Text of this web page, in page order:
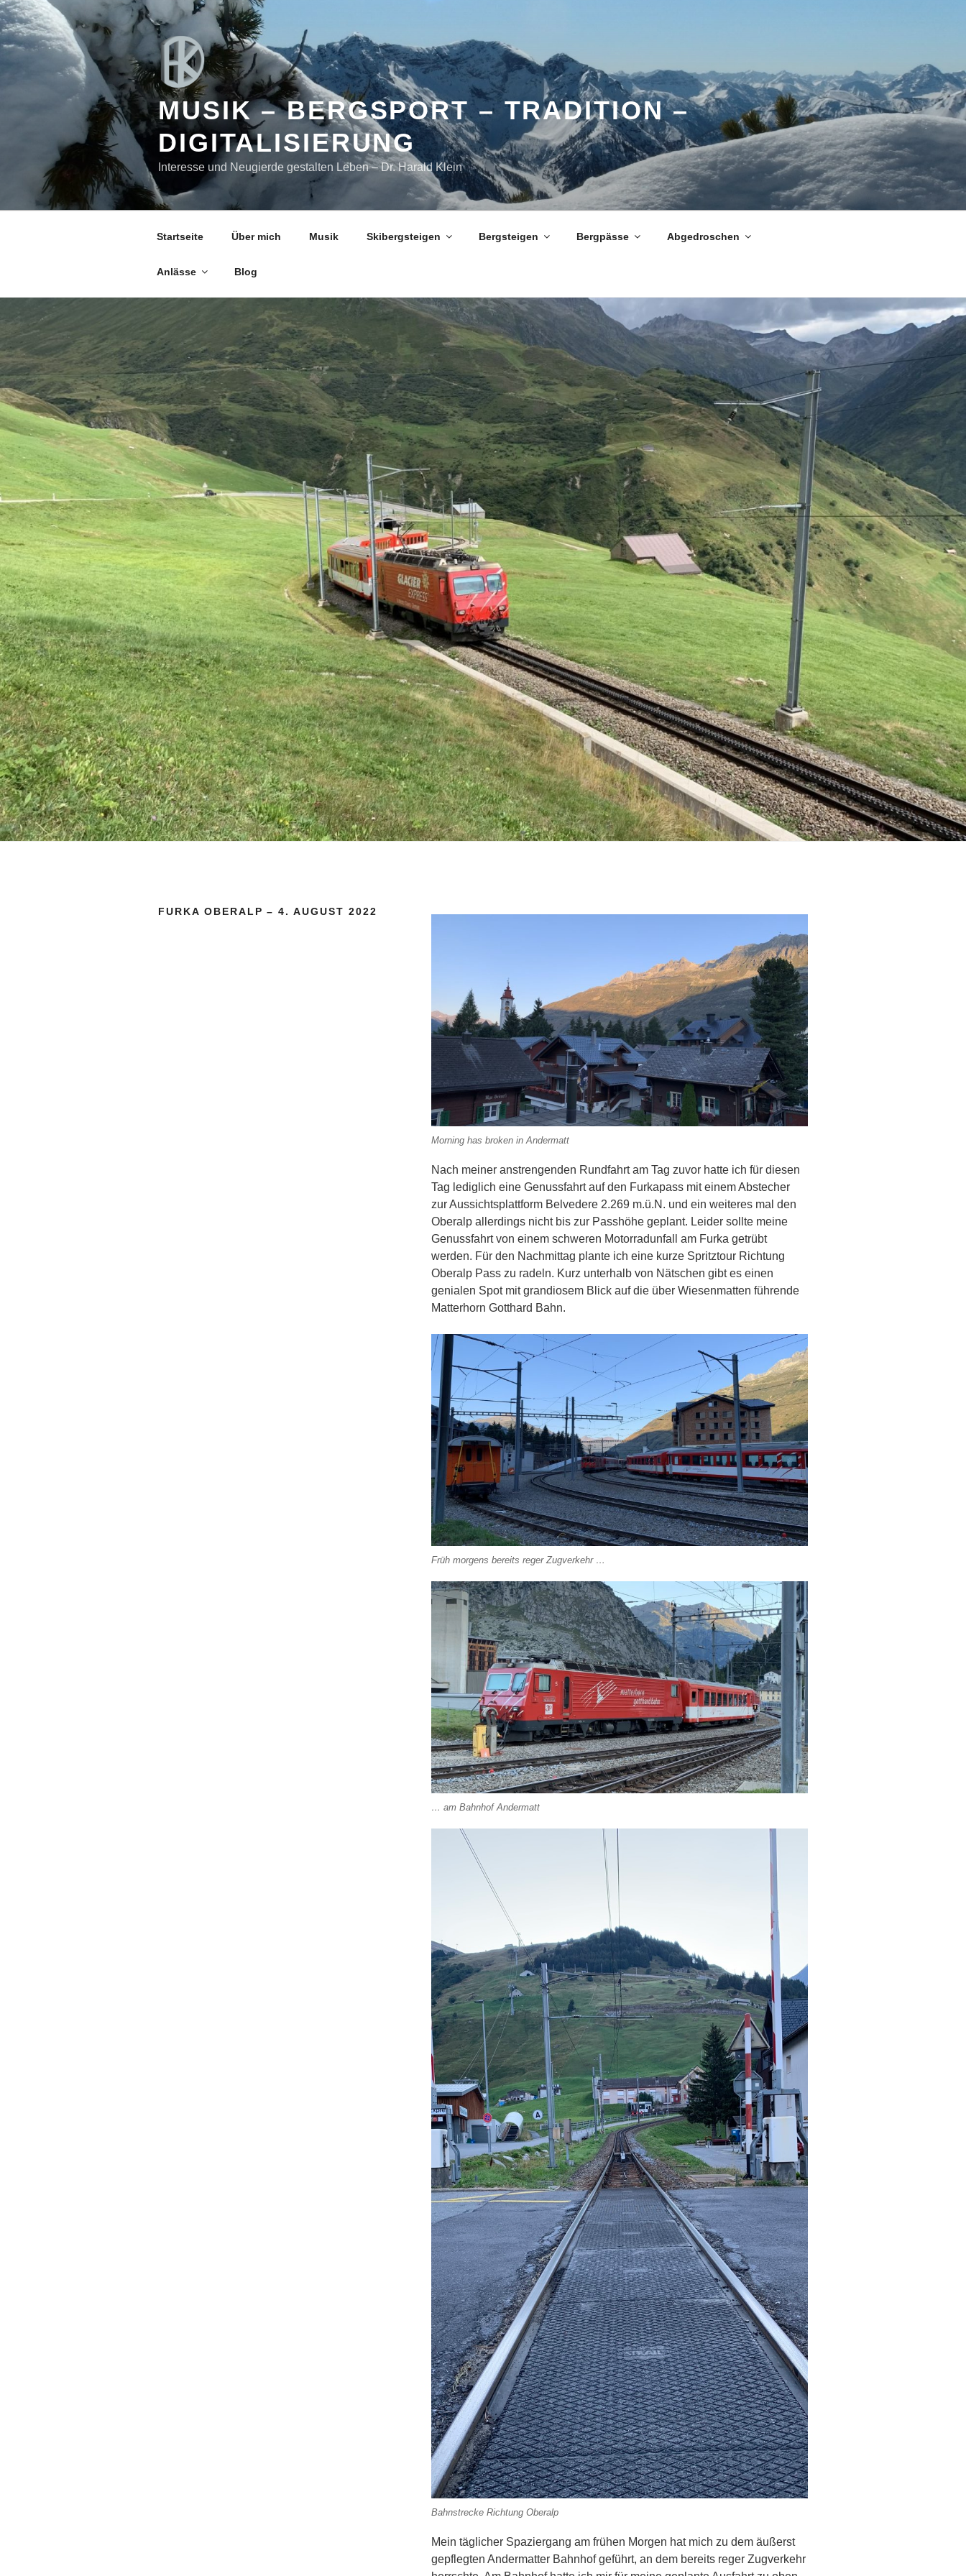
Zum
Inhalt
springen
MUSIK – BERGSPORT – TRADITION –
DIGITALISIERUNG
Interesse und Neugierde gestalten Leben – Dr. Harald Klein
Startseite Über mich Musik Skibergsteigen Bergsteigen Bergpässe Abgedroschen
Anlässe Blog
FURKA OBERALP – 4. AUGUST 2022
Morning has broken in Andermatt
Nach meiner anstrengenden Rundfahrt am Tag zuvor hatte ich für diesen
Tag lediglich eine Genussfahrt auf den Furkapass mit einem Abstecher
zur Aussichtsplattform Belvedere 2.269 m.ü.N. und ein weiteres mal den
Oberalp allerdings nicht bis zur Passhöhe geplant. Leider sollte meine
Genussfahrt von einem schweren Motorradunfall am Furka getrübt
werden. Für den Nachmittag plante ich eine kurze Spritztour Richtung
Oberalp Pass zu radeln. Kurz unterhalb von Nätschen gibt es einen
genialen Spot mit grandiosem Blick auf die über Wiesenmatten führende
Matterhorn Gotthard Bahn.
Früh morgens bereits reger Zugverkehr …
… am Bahnhof Andermatt
Bahnstrecke Richtung Oberalp
Mein täglicher Spaziergang am frühen Morgen hat mich zu dem äußerst
gepflegten Andermatter Bahnhof geführt, an dem bereits reger Zugverkehr